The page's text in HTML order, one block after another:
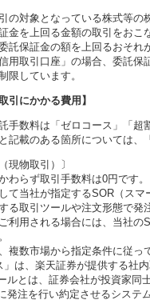
の対象となっている株式等
金を上回る金額の取引をお
託保証金の額を上回るおそれ
用取引口座」の場合、委託保
限しています。
引にかかる費用】
手数料は「ゼロコース」「
記載のある箇所については
現物取引）〕
わらず取引手数料は0円です。
て当社が指定するSOR（ス
する取引ツールや注文形態で
利用される場合には、当社
複数市場から指定条件に従っ
は、楽天証券が提供する社
ルとは、証券会社が投資家同
発注を行い約定させるシステ